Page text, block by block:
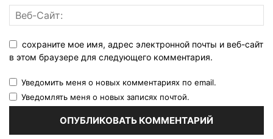
сохраните мое имя, адрес электронной почты и веб-сайт
в этом браузере для следующего комментария.
Уведомить меня о новых комментариях по email.
Уведомлять меня о новых записях почтой.